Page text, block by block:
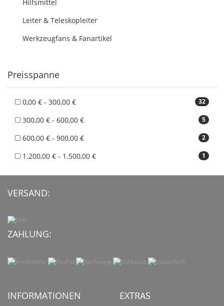
Hilfsmittel
Leiter & Teleskopleiter
Werkzeugfans & Fanartikel
Preisspanne
32
0,00 € - 300,00 €
5
300,00 € - 600,00 €
2
600,00 € - 900,00 €
1
1.200,00 € - 1.500,00 €
VERSAND:
ZAHLUNG:
INFORMATIONEN EXTRAS